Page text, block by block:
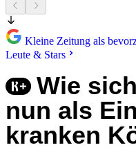
Kleine Zeitung als
Leute & Stars
Wie
nun als
kranken